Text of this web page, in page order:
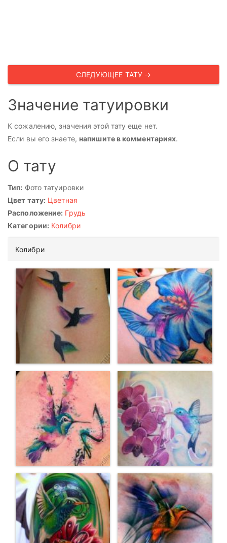
СЛЕДУЮЩЕЕ ТАТУ →
Значение татуировки
К сожалению, значения этой тату еще нет.
Если вы его знаете, напишите в комментариях.
О тату
Тип: Фото татуировки
Цвет тату: Цветная
Расположение: Грудь
Категории: Колибри
Колибри